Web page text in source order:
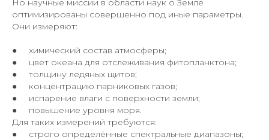
Но научные миссии в области наук о Земле
оптимизированы совершенно под иные параметры.
Они измеряют:
● химический состав атмосферы;
● цвет океана для отслеживания фитопланктона;
● толщину ледяных щитов;
● концентрацию парниковых газов;
● испарение влаги с поверхности земли;
● повышение уровня моря.
Для таких измерений требуются:
● строго определённые спектральные диапазоны;